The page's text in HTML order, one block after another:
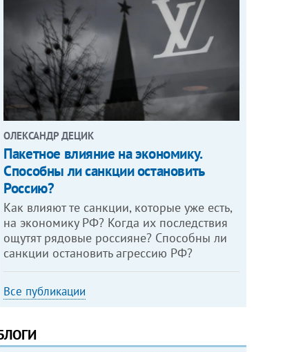
ОЛЕКСАНДР ДЕЦИК
Пакетное влияние на экономику.
Способны ли санкции остановить
Россию?
Как влияют те санкции, которые уже есть,
на экономику РФ? Когда их последствия
ощутят рядовые россияне? Способны ли
санкции остановить агрессию РФ?
Все публикации